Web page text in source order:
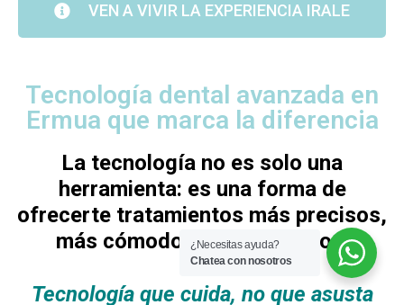
VEN A VIVIR LA EXPERIENCIA IRALE
Tecnología dental avanzada en
Ermua que marca la diferencia
La tecnología no es solo una
herramienta: es una forma de
ofrecerte tratamientos más precisos,
más cómodos y más seguros.
Tecnología que cuida, no que asusta
¿Necesitas ayuda?
Chatea con nosotros